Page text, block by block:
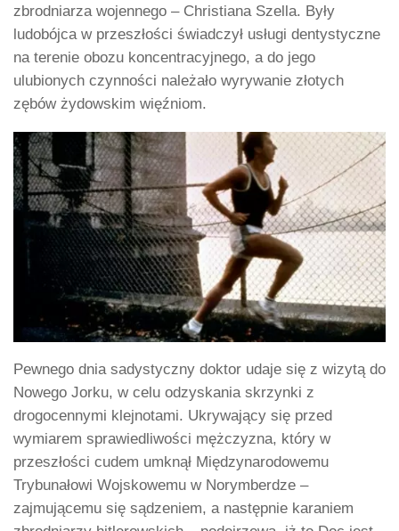
zbrodniarza wojennego – Christiana Szella. Były
ludobójca w przeszłości świadczył usługi dentystyczne
na terenie obozu koncentracyjnego, a do jego
ulubionych czynności należało wyrywanie złotych
zębów żydowskim więźniom.
Pewnego dnia sadystyczny doktor udaje się z wizytą do
Nowego Jorku, w celu odzyskania skrzynki z
drogocennymi klejnotami. Ukrywający się przed
wymiarem sprawiedliwości mężczyzna, który w
przeszłości cudem umknął Międzynarodowemu
Trybunałowi Wojskowemu w Norymberdze –
zajmującemu się sądzeniem, a następnie karaniem